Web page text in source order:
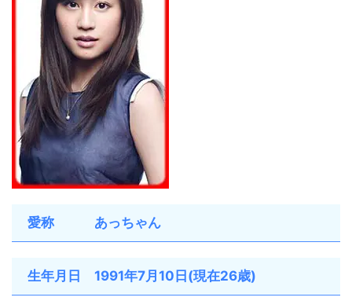
愛称 あっちゃん
生年月日 1991年7月10日(現在26歳)